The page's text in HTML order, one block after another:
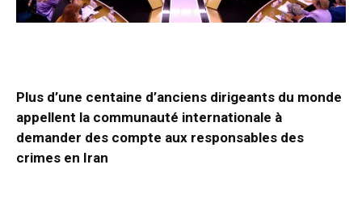
Plus d’une centaine d’anciens dirigeants du monde
appellent la communauté internationale à
demander des compte aux responsables des
crimes en Iran